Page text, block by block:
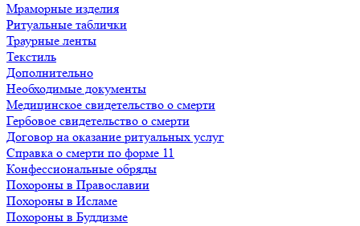
Мраморные изделия
Ритуальные таблички
Траурные ленты
Текстиль
Дополнительно
Необходимые документы
Медицинское свидетельство о смерти
Гербовое свидетельство о смерти
Договор на оказание ритуальных услуг
Справка о смерти по форме 11
Конфессиональные обряды
Похороны в Православии
Похороны в Исламе
Похороны в Буддизме